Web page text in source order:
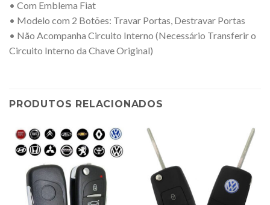
• Com Emblema Fiat
• Modelo com 2 Botões: Travar Portas, Destravar Portas
• Não Acompanha Circuito Interno (Necessário Transferir o
Circuito Interno da Chave Original)
PRODUTOS RELACIONADOS